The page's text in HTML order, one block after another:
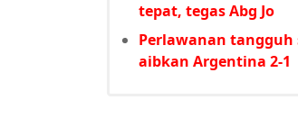
tepat, tegas Abg Jo
Perlawanan
aibkan Argentina 2-1